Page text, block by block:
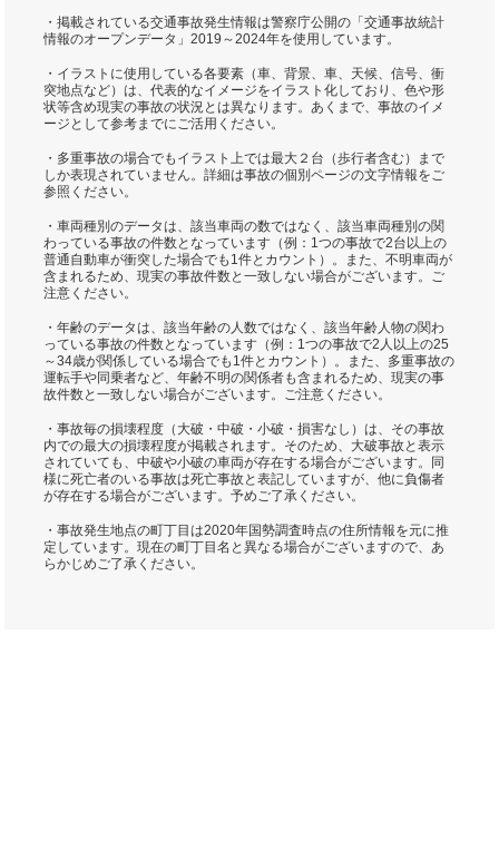
・掲載されている交通事故発生情報は警察庁公開の「交通事故統計
情報のオープンデータ」2019～2024年を使用しています。
・イラストに使用している各要素（車、背景、車、天候、信号、衝
突地点など）は、代表的なイメージをイラスト化しており、色や形
状等含め現実の事故の状況とは異なります。あくまで、事故のイメ
ージとして参考までにご活用ください。
・多重事故の場合でもイラスト上では最大２台（歩行者含む）まで
しか表現されていません。詳細は事故の個別ページの文字情報をご
参照ください。
・車両種別のデータは、該当車両の数ではなく、該当車両種別の関
わっている事故の件数となっています（例：1つの事故で2台以上の
普通自動車が衝突した場合でも1件とカウント）。また、不明車両が
含まれるため、現実の事故件数と一致しない場合がございます。ご
注意ください。
・年齢のデータは、該当年齢の人数ではなく、該当年齢人物の関わ
っている事故の件数となっています（例：1つの事故で2人以上の25
～34歳が関係している場合でも1件とカウント）。また、多重事故の
運転手や同乗者など、年齢不明の関係者も含まれるため、現実の事
故件数と一致しない場合がございます。ご注意ください。
・事故毎の損壊程度（大破・中破・小破・損害なし）は、その事故
内での最大の損壊程度が掲載されます。そのため、大破事故と表示
されていても、中破や小破の車両が存在する場合がございます。同
様に死亡者のいる事故は死亡事故と表記していますが、他に負傷者
が存在する場合がございます。予めご了承ください。
・事故発生地点の町丁目は2020年国勢調査時点の住所情報を元に推
定しています。現在の町丁目名と異なる場合がございますので、あ
らかじめご了承ください。